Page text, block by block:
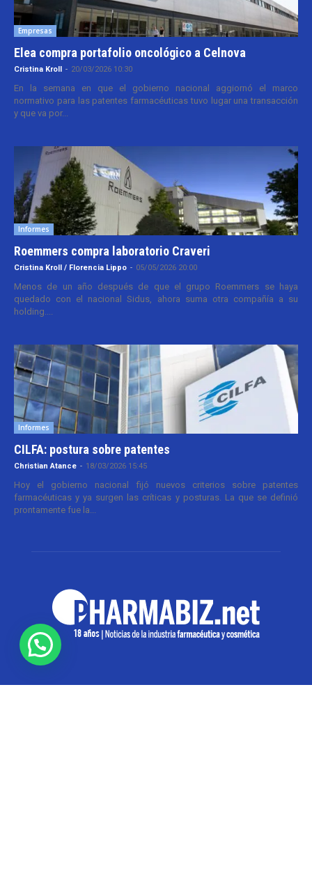
Empresas
Elea compra portafolio oncológico a Celnova
Cristina Kroll - 20/03/2026 10:30
En la semana en que el gobierno nacional aggiornó el marco
normativo para las patentes farmacéuticas tuvo lugar una transacción
y que va por...
Informes
Roemmers compra laboratorio Craveri
Cristina Kroll / Florencia Lippo - 05/05/2026 20:00
Menos de un año después de que el grupo Roemmers se haya
quedado con el nacional Sidus, ahora suma otra compañía a su
holding....
Informes
CILFA: postura sobre patentes
Christian Atance - 18/03/2026 15:45
Hoy el gobierno nacional fijó nuevos criterios sobre patentes
farmacéuticas y ya surgen las críticas y posturas. La que se definió
prontamente fue la...